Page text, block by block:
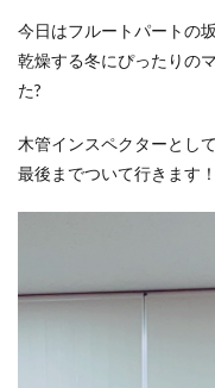
今日はフルートパートの
乾燥する冬にぴったりの
た?
木管インスペクターとし
最後までついて行きます！